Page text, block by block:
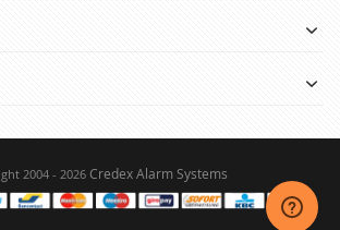
2004 - 2026Credex Alarm Systems